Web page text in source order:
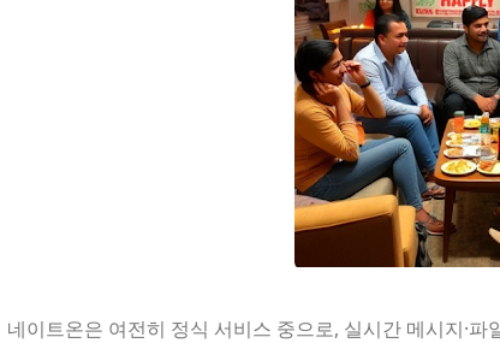
네이트온은 여전히 정식 서비스 중으로, 실시간 메시지·